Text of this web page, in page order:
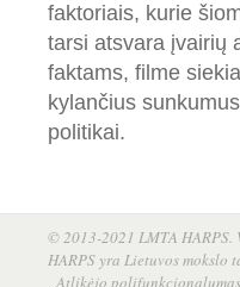
faktoriais, kurie
tarsi atsvara įvairių
faktams, filme
kylančius
politikai.
© 2013-2021 LMTA HARPS.
HARPS yra Lietuvos
„Atlikėjo